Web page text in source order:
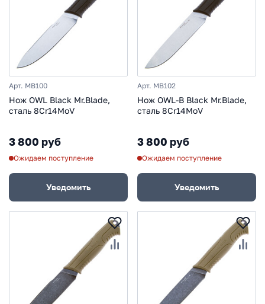
Арт. MB100
Нож OWL Black Mr.Blade,
сталь 8Cr14MoV
3 800 руб
Ожидаем поступление
Уведомить
Арт. MB102
Нож OWL-B Black Mr.Blade,
сталь 8Cr14MoV
3 800 руб
Ожидаем поступление
Уведомить